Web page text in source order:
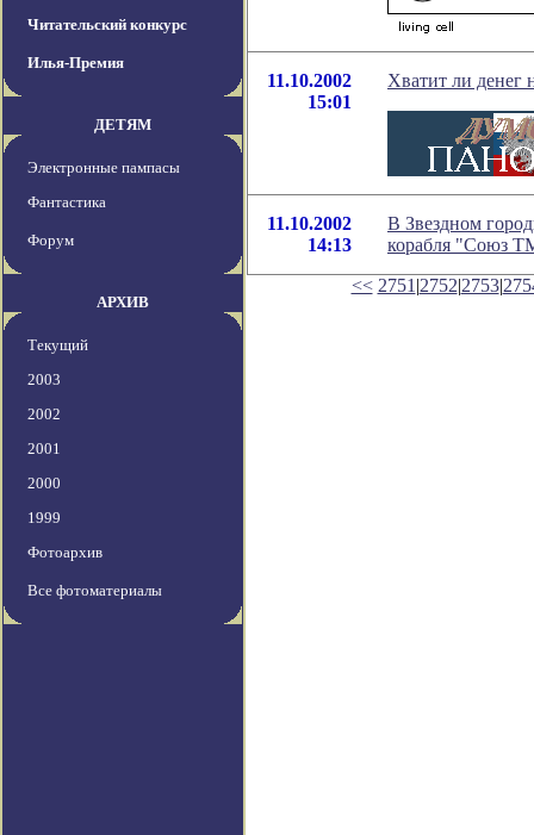
Читательский конкурс
Илья-Премия
ДЕТЯМ
Электронные пампасы
Фантастика
Форум
АРХИВ
Текущий
2003
2002
2001
2000
1999
Фотоархив
Все фотоматериалы
11.10.2002
15:01
Хватит ли денег
11.10.2002
14:13
В Звездном
корабля "Союз
<< 2751 |2752|2753|